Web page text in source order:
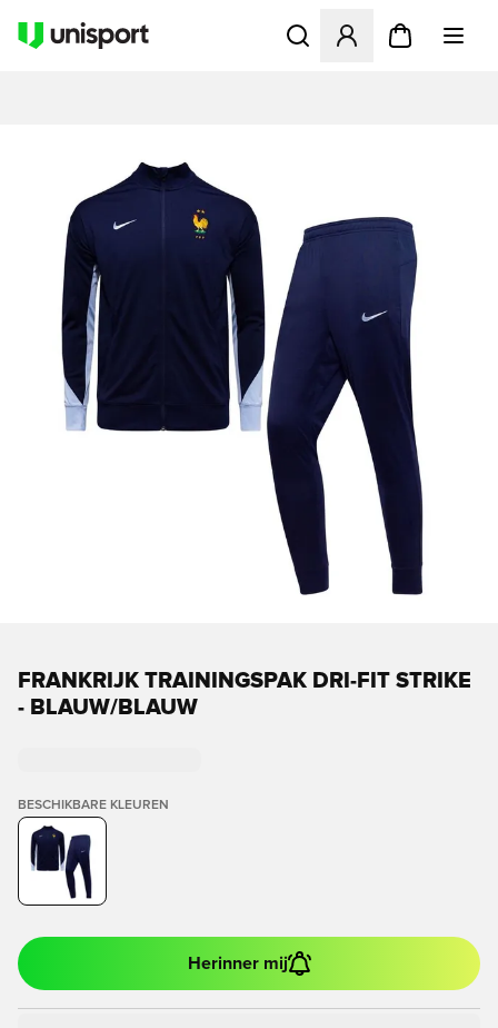
Opent een venster om in
FRANKRIJK TRAININGSPAK DRI-FIT STRIKE
- BLAUW/BLAUW
BESCHIKBARE KLEUREN
Herinner mij